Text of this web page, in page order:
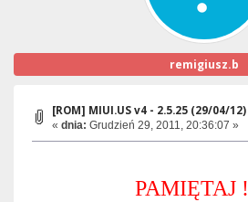
remigiusz.b
[ROM] MIUI.US v4 - 2.5.25 (29/04/12)
« dnia: Grudzień 29, 2011, 20:36:07 »
PAMIĘTAJ !